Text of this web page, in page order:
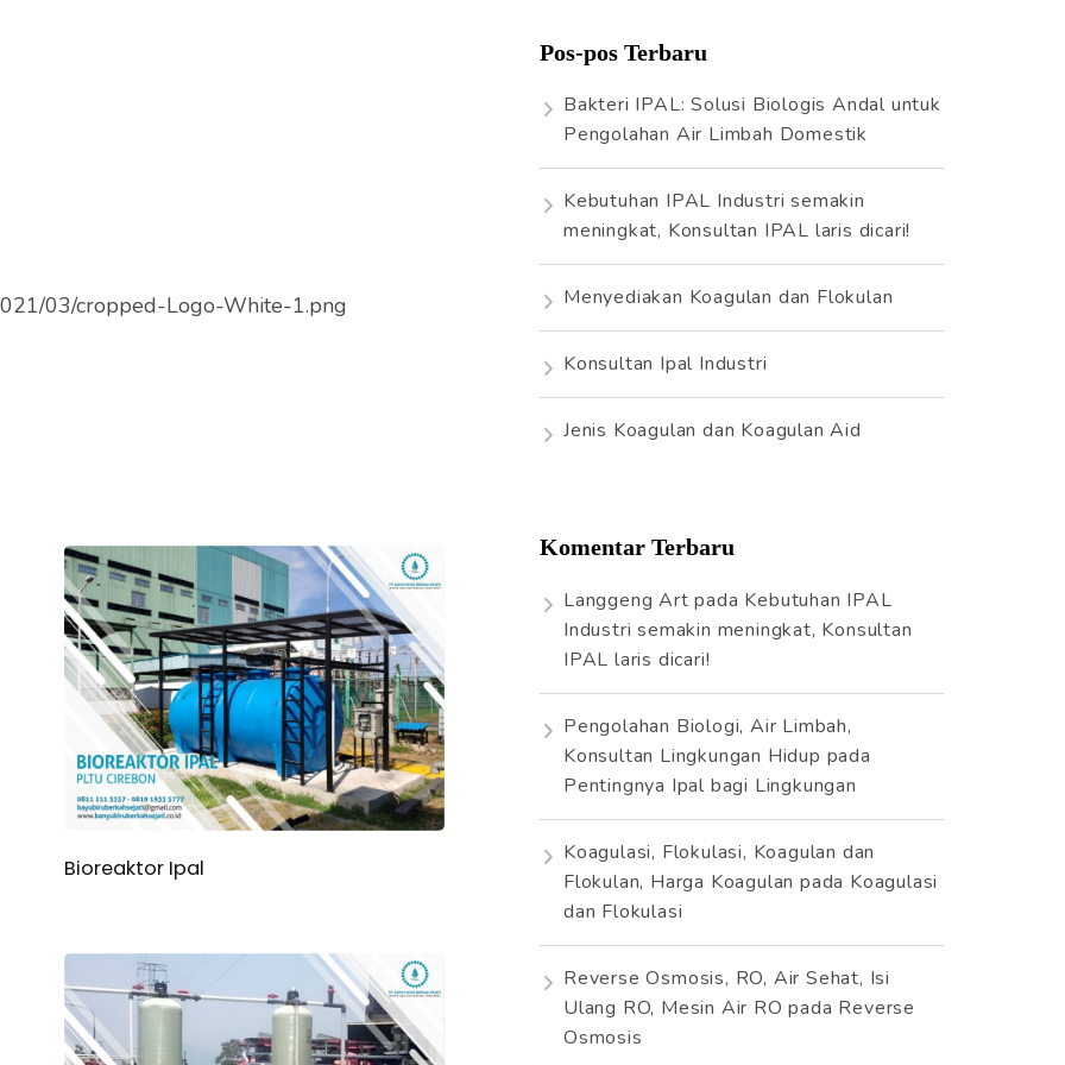
03/cropped-Logo-White-1.png
Bioreaktor Ipal
u
t
k
:
Pos-pos Terbaru
Bakteri IPAL: Solusi Biologis Andal untuk
Pengolahan Air Limbah Domestik
Kebutuhan IPAL Industri semakin
meningkat, Konsultan IPAL laris dicari!
Menyediakan Koagulan dan Flokulan
Konsultan Ipal Industri
Jenis Koagulan dan Koagulan Aid
Komentar Terbaru
Langgeng Art pada Kebutuhan IPAL
Industri semakin meningkat, Konsultan
IPAL laris dicari!
Pengolahan Biologi, Air Limbah,
Konsultan Lingkungan Hidup pada
Pentingnya Ipal bagi Lingkungan
Koagulasi, Flokulasi, Koagulan dan
Flokulan, Harga Koagulan pada Koagulasi
dan Flokulasi
Reverse Osmosis, RO, Air Sehat, Isi
Ulang RO, Mesin Air RO pada Reverse
Osmosis